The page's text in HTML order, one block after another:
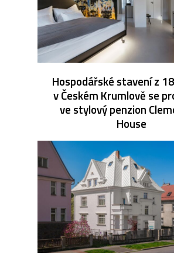
Hospodářské stavení z
v Českém Krumlově se
ve stylový penzion
House